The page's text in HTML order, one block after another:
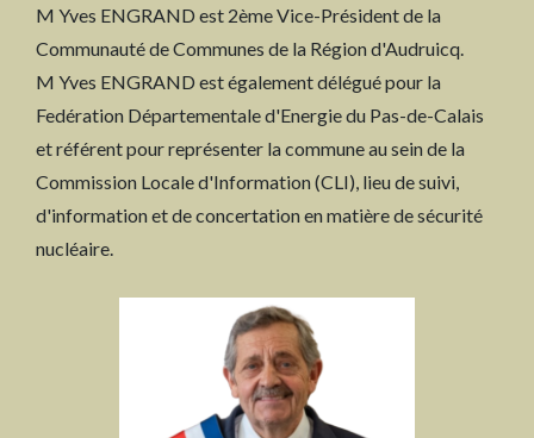
M Yves ENGRAND est 2ème Vice-Président de la
Communauté de Communes de la Région d'Audruicq.
M Yves ENGRAND est également délégué pour la
Fedération Départementale d'Energie du Pas-de-Calais
et référent pour représenter la commune au sein de la
Commission Locale d'Information (CLI), lieu de suivi,
d'information et de concertation en matière de sécurité
nucléaire.